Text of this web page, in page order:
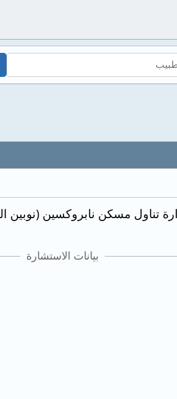
تناول مسكن نابروكسين (نوبين
بيانات الاستشارة